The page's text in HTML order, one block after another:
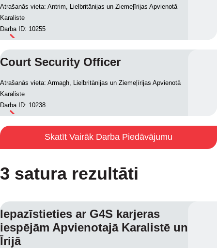
Atrašanās vieta: Antrim, Lielbritānijas un Ziemeļīrijas Apvienotā
Karaliste
Darba ID: 10255
Court Security Officer
Atrašanās vieta: Armagh, Lielbritānijas un Ziemeļīrijas Apvienotā
Karaliste
Darba ID: 10238
Skatīt Vairāk Darba Piedāvājumu
3 satura rezultāti
Iepazīstieties ar G4S karjeras
iespējām Apvienotajā Karalistē un
Īrijā